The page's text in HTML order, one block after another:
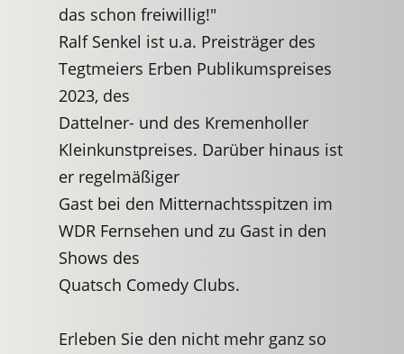
das schon freiwillig!"
Ralf Senkel ist u.a. Preisträger des
Tegtmeiers Erben Publikumspreises
2023, des
Dattelner- und des Kremenholler
Kleinkunstpreises. Darüber hinaus ist
er regelmäßiger
Gast bei den Mitternachtsspitzen im
WDR Fernsehen und zu Gast in den
Shows des
Quatsch Comedy Clubs.
Erleben Sie den nicht mehr ganz so